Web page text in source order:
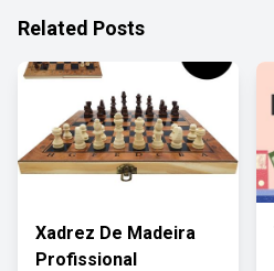
Related Posts
Xadrez De Madeira
Profissional